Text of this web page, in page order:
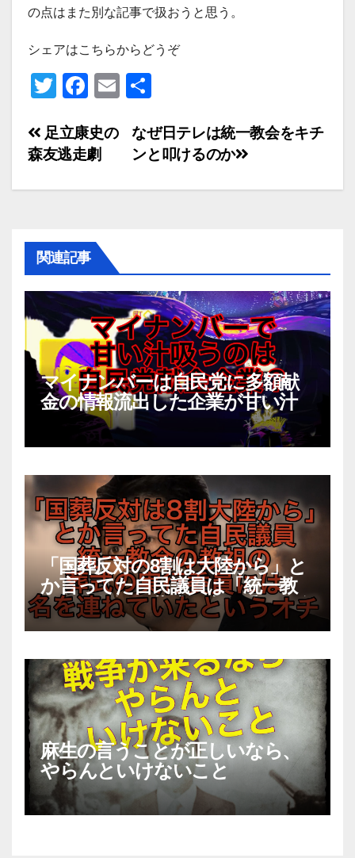
の点はまた別な記事で扱おうと思う。
シェアはこちらからどうぞ
T
tt
er
F
c
e
b
o
k
E
ail
投
ビ
ゲ
ー
シ
ョ
ン
なぜ日テレは統一教会をキチ
ンと叩けるのか
足立康史の
森友逃走劇
関連記事
マイナンバーは自民党に多額献
金の情報流出した企業が甘い汁
吸えるビジネス
「国葬反対の8割は大陸から」と
か言ってた自民議員は「統一教
会」の教祖の葬式の実行委員に名
前が記載されていたというオチ
麻生の言うことが正しいなら、
やらんといけないこと